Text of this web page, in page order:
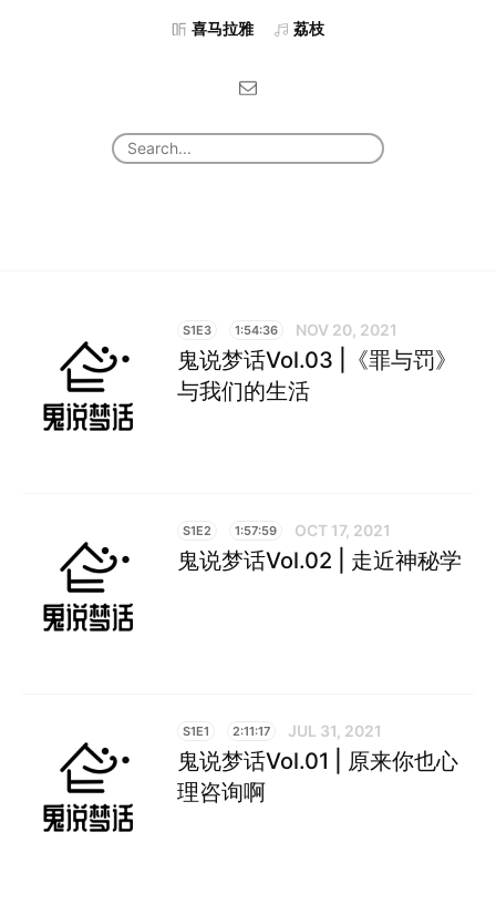
喜马拉雅 荔枝
S1E3 1:54:36 NOV 20, 2021
鬼说梦话Vol.03 |《罪与罚》
与我们的生活
S1E2 1:57:59 OCT 17, 2021
鬼说梦话Vol.02 | 走近神秘学
S1E1 2:11:17 JUL 31, 2021
鬼说梦话Vol.01 | 原来你也心
理咨询啊